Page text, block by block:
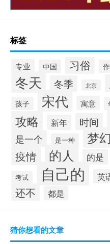
标签
专业 中国 习俗
冬天 冬季 北京
孩子 宋代 寓意
攻略 新年 时间
是一个 是一种 梦
疫情 的人 的是
考试 自己的 英
还不 都是
猜你想看的文章